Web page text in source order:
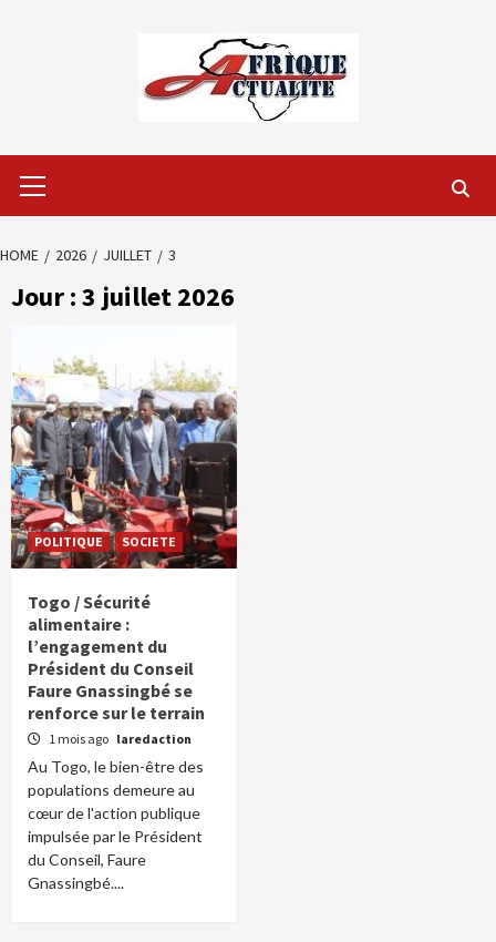
Menu
HOME 2026 JUILLET 3
Jour :3 juillet 2026
POLITIQUE SOCIETE
Togo / Sécurité
alimentaire :
l’engagement du
Président du Conseil
Faure Gnassingbé se
renforce sur le terrain
1 mois ago laredaction
Au Togo, le bien-être des
populations demeure au
cœur de l'action publique
impulsée par le Président
du Conseil, Faure
Gnassingbé....